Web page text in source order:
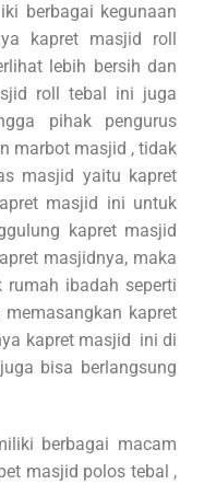
berbagai kegunaan
kapret masjid roll
lebih bersih dan
roll tebal ini juga
pihak pengurus
marbot masjid , tidak
masjid yaitu kapret
masjid ini untuk
kapret masjid
masjidnya, maka
ibadah seperti
kapret
kapret masjid ini di
bisa berlangsung
berbagai macam
masjid polos tebal ,